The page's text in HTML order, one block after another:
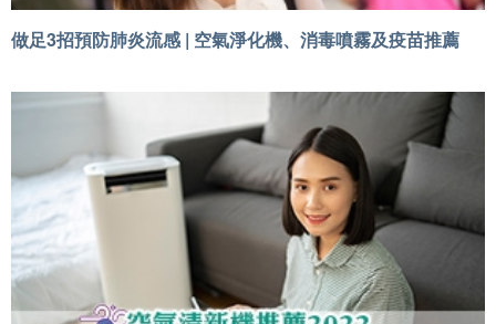
做足3招預防肺炎流感 | 空氣淨化機、消毒噴霧及疫苗推薦